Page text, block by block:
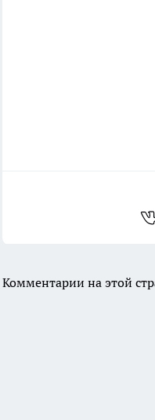
Комментарии на этой